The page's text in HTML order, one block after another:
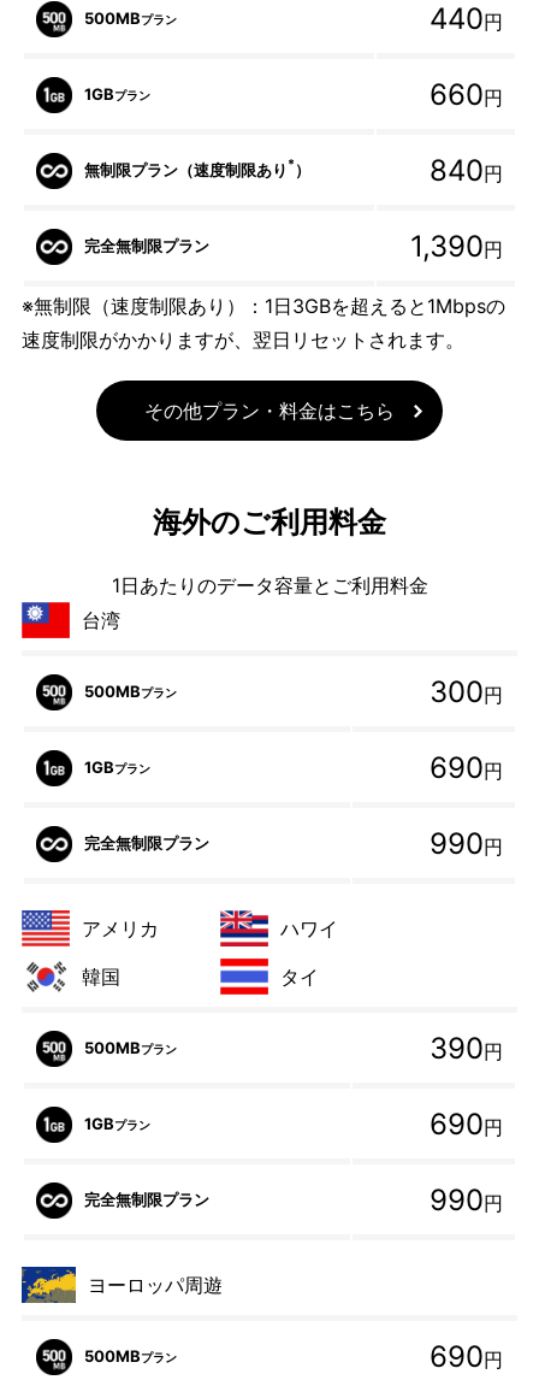
500MBプラン 440円
1GBプラン 660円
無制限プラン（速度制限あり * ） 840円
完全無制限プラン 1,390円
※無制限（速度制限あり）：1日3GBを超えると1Mbpsの
速度制限がかかりますが、翌日リセットされます。
その他プラン・料金はこちら
海外のご利用料金
1日あたりのデータ容量とご利用料金
台湾
500MBプラン 300円
1GBプラン 690円
完全無制限プラン 990円
アメリカ
ハワイ
韓国
タイ
500MBプラン 390円
1GBプラン 690円
完全無制限プラン 990円
ヨーロッパ周遊
500MBプラン 690円